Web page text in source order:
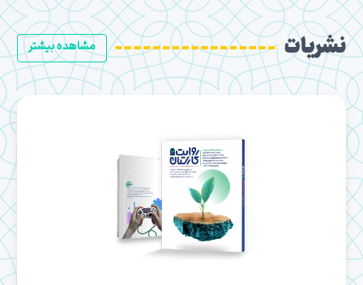
مشاهده بیشتر نشریات